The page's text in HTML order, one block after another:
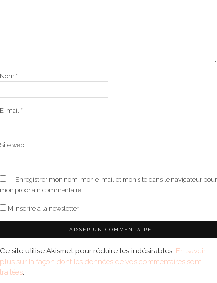
Nom *
E-mail *
Site web
Enregistrer mon nom, mon e-mail et mon site dans le navigateur pour
mon prochain commentaire.
M'inscrire à la newsletter
Ce site utilise Akismet pour réduire les indésirables. En savoir
plus sur la façon dont les données de vos commentaires sont
traitées.